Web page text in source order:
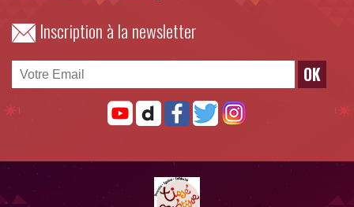
Inscription à la newsletter
OK